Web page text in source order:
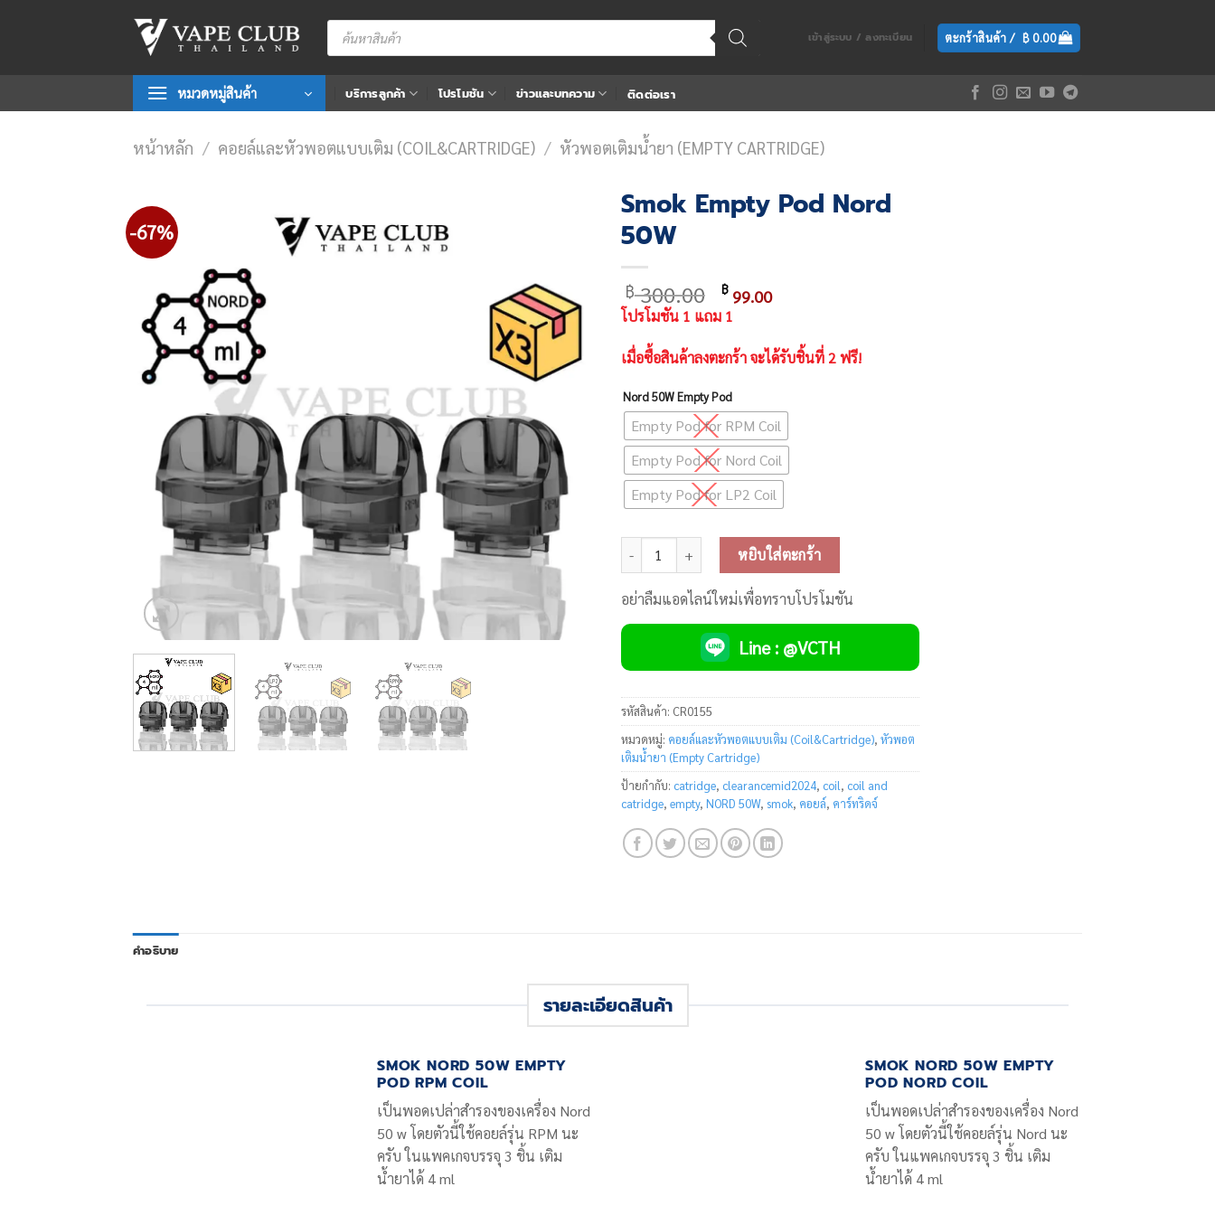
Products
search
เข้าสู่ระบบ / ลงทะเบียน ตะกร้าสินค้า / ฿0.00
หมวดหมู่สินค้า บริการลูกค้า โปรโมชัน ข่าวและบทความ ติดต่อเรา
หน้าหลัก / คอยล์และหัวพอตแบบเติม (COIL&CARTRIDGE) / หัวพอตเติมน้ำยา (EMPTY CARTRIDGE)
-67%
Smok Empty Pod Nord
50W
฿300.00 Original
price
฿ 300.00.
฿99.00Current
฿ 99.00.
โปรโมชัน 1 แถม 1
เมื่อซื้อสินค้าลงตะกร้า จะได้รับชิ้นที่ 2 ฟรี!
Nord 50W Empty Pod
Empty Pod for RPM Coil
Empty Pod for Nord Coil
Empty Pod for LP2 Coil
จำนวน Smok Empty Pod Nord 50W ชิ้น
หยิบใส่ตะกร้า
อย่าลืมแอดไลน์ใหม่เพื่อทราบโปรโมชัน
Line : @VCTH
รหัสสินค้า: CR0155
หมวดหมู่: คอยล์และหัวพอตแบบเติม (Coil&Cartridge), หัวพอต
เติมน้ำยา (Empty Cartridge)
ป้ายกำกับ: catridge, clearancemid2024, coil, coil and
catridge, empty, NORD 50W, smok, คอยล์, คาร์ทริดจ์
คำอธิบาย
รายละเอียดสินค้า
SMOK NORD 50W EMPTY
POD RPM COIL
เป็นพอดเปล่าสำรองของเครื่อง Nord
50 w โดยตัวนี้ใช้คอยล์รุ่น RPM นะ
ครับ ในแพคเกจบรรจุ 3 ชิ้น เติม
น้ำยาได้ 4 ml
SMOK NORD 50W EMPTY
POD NORD COIL
เป็นพอดเปล่าสำรองของเครื่อง Nord
50 w โดยตัวนี้ใช้คอยล์รุ่น Nord นะ
ครับ ในแพคเกจบรรจุ 3 ชิ้น เติม
น้ำยาได้ 4 ml